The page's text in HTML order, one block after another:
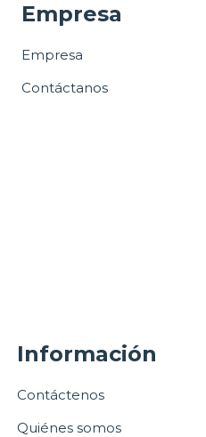
Empresa
Empresa
Contáctanos
Información
Contáctenos
Quiénes somos